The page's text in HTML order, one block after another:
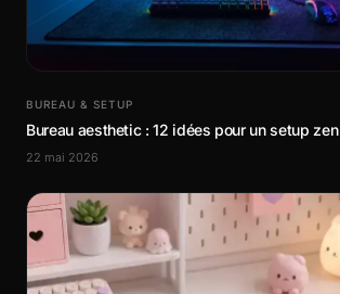
BUREAU & SETUP
Bureau aesthetic : 12 idées pour un setup zen
22 mai 2026